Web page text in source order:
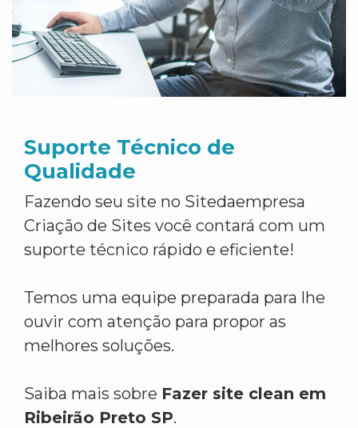
Suporte Técnico de
Qualidade
Fazendo seu site no Sitedaempresa
Criação de Sites você contará com um
suporte técnico rápido e eficiente!
Temos uma equipe preparada para lhe
ouvir com atenção para propor as
melhores soluções.
Saiba mais sobre Fazer site clean em
Ribeirão Preto SP.